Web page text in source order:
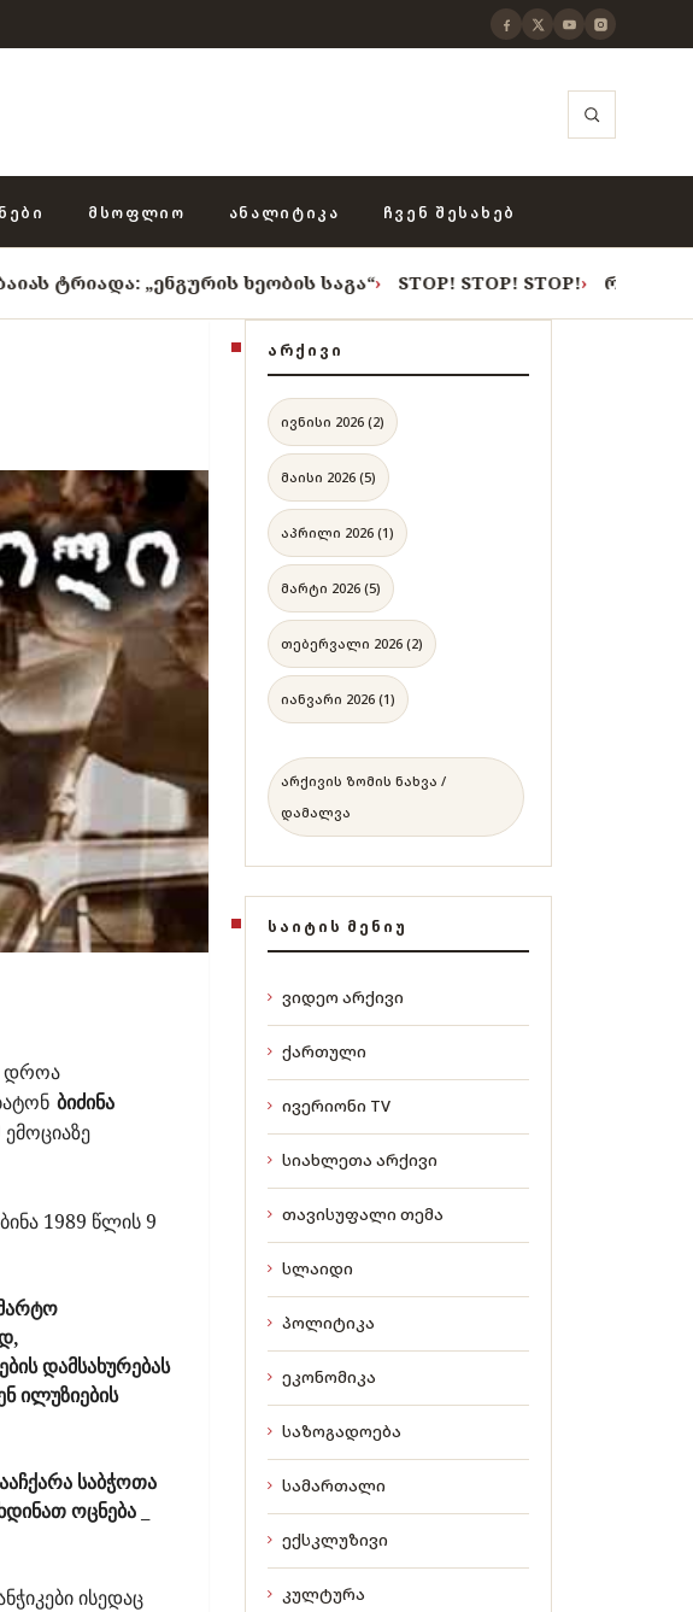
ᲛᲡᲝᲤᲚᲘᲝ ᲐᲜᲐᲚᲘᲢᲘᲙᲐ ᲩᲕᲔᲜ ᲨᲔᲡᲐᲮᲔᲑ
„ენგურის ხეობის საგა“› STOP! STOP! STOP! › როცა
დროა
ბიძინა
1989 წლის 9
დამსახურებას
ილუზიების
საბჭოთა
ოცნება _
ისედაც
ᲐᲠᲥᲘᲕᲘ
ივნისი 2026 (2)
მაისი 2026 (5)
აპრილი 2026 (1)
მარტი 2026 (5)
თებერვალი 2026 (2)
იანვარი 2026 (1)
არქივის ზომის ნახვა /
დამალვა
ᲡᲐᲘᲢᲘᲡ ᲛᲔᲜᲘᲣ
ვიდეო არქივი
ქართული
ივერიონი TV
სიახლეთა არქივი
თავისუფალი თემა
სლაიდი
პოლიტიკა
ეკონომიკა
საზოგადოება
სამართალი
ექსკლუზივი
კულტურა